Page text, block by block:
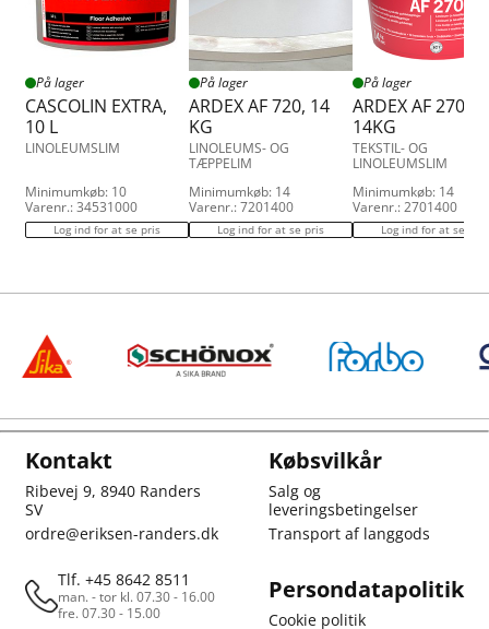
På lager
CASCOLIN EXTRA,
10 L
LINOLEUMSLIM
Minimumkøb: 10
Varenr.: 34531000
Log ind for at se pris
På lager
ARDEX AF 720, 14
KG
LINOLEUMS- OG
TÆPPELIM
Minimumkøb: 14
Varenr.: 7201400
Log ind for at se pris
På lager
ARDEX AF 270,
14KG
TEKSTIL- OG
LINOLEUMSLIM
Minimumkøb: 14
Varenr.: 2701400
Log ind for at se pris
Kontakt
Ribevej 9, 8940 Randers
SV
ordre@eriksen-randers.dk
Tlf. +45 8642 8511
man. - tor kl. 07.30 - 16.00
fre. 07.30 - 15.00
Købsvilkår
Salg og
leveringsbetingelser
Transport af langgods
Persondatapolitik
Cookie politik